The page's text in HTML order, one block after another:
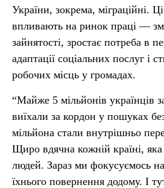
України, зокрема, міграційні.
впливають на ринок праці —
зайнятості, зростає потреба в
адаптації соціальних послуг і
робочих місць у громадах.
“Майже 5 мільйонів українців
виїхали за кордон у пошуках
мільйона стали внутрішньо
Щиро вдячна кожній країні,
людей. Зараз ми фокусуємось
їхнього повернення додому. І